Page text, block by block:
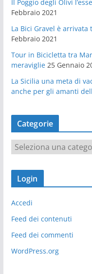
Il Poggio degli Olivi
Febbraio 2021
La Bici Gravel è
Febbraio 2021
Tour in Bicicletta tra
meraviglie 25 Gennaio
La Sicilia una meta di
anche per gli amanti
Categorie
a
t
o
r
Login
Accedi
Feed dei contenuti
Feed dei commenti
WordPress.org